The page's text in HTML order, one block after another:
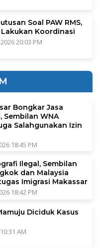
Soal PAW RMS,
Koordinasi
20:03 PM
Bongkar Jasa
Sembilan WNA
Salahgunakan Izin
18:45 PM
Ilegal, Sembilan
dan Malaysia
Imigrasi Makassar
18:42 PM
Diciduk Kasus
AM